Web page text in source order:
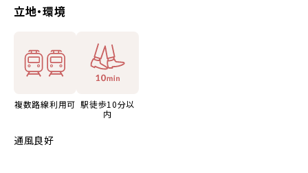
立地・環境
複数路線利用可 駅徒歩10分以
内
通風良好